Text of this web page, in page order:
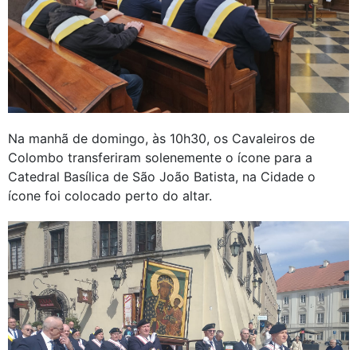
Na manhã de domingo, às 10h30, os Cavaleiros de
Colombo transferiram solenemente o ícone para a
Catedral Basílica de São João Batista, na Cidade o
ícone foi colocado perto do altar.